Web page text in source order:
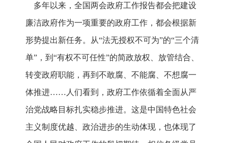
多年以来，全国两会政府工作报告都会把建设
廉洁政府作为一项重要的政府工作，都会根据新
形势提出新任务。从“法无授权不可为”的“三个清
单”，到“有权不可任性”的简政放权、放管结合、
转变政府职能，再到不敢腐、不能腐、不想腐一
体推进……人们看到，政府工作依循着全面从严
治党战略目标扎实稳步推进。这是中国特色社会
主义制度优越、政治进步的生动体现，也体现了